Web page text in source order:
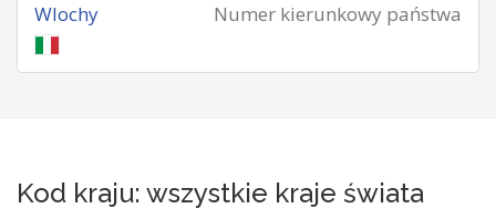
Numer kierunkowy państwa
Wlochy
Kod kraju: wszystkie kraje świata